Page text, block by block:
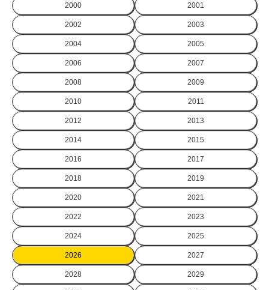
2000 2001
2002 2003
2004 2005
2006 2007
2008 2009
2010 2011
2012 2013
2014 2015
2016 2017
2018 2019
2020 2021
2022 2023
2024 2025
2026 2027
2028 2029